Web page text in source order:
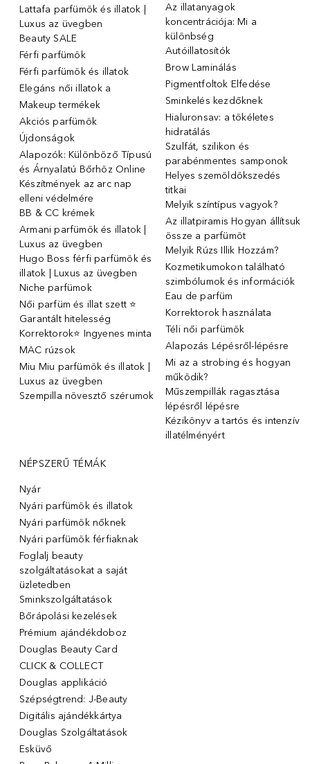
Lattafa parfümök és illatok |
Luxus az üvegben
Beauty SALE
Férfi parfümök
Férfi parfümök és illatok
Elegáns női illatok ️a
Makeup termékek
Akciós parfümök
Újdonságok
Alapozók: Különböző Típusú
és Árnyalatú Bőrhöz Online
Készítmények az arc nap
elleni védelmére
BB & CC krémek
Armani parfümök és illatok |
Luxus az üvegben
Hugo Boss férfi parfümök és
illatok | Luxus az üvegben
Niche parfümok
Női parfüm és illat szett ⭐
Garantált hitelesség
Korrektorok⭐ Ingyenes minta
MAC rúzsok
Miu Miu parfümök és illatok |
Luxus az üvegben
Szempilla növesztő szérumok
Az illatanyagok
koncentrációja: Mi a
különbség
Autóillatosítók
Brow Laminálás
Pigmentfoltok Elfedése
Sminkelés kezdőknek
Hialuronsav: a tökéletes
hidratálás
Szulfát, szilikon és
parabénmentes samponok
Helyes szemöldökszedés
titkai
Melyik színtípus vagyok?
Az illatpiramis Hogyan állítsuk
össze a parfümöt
Melyik Rúzs Illik Hozzám?
Kozmetikumokon található
szimbólumok és információk
Eau de parfüm
Korrektorok használata
Téli női parfümök
Alapozás Lépésről-lépésre
Mi az a strobing és hogyan
működik?
Műszempillák ragasztása
lépésről lépésre
Kézikönyv a tartós és intenzív
illatélményért
NÉPSZERŰ TÉMÁK
Nyár
Nyári parfümök és illatok
Nyári parfümök nőknek
Nyári parfümök férfiaknak
Foglalj beauty
szolgáltatásokat a saját
üzletedben
Sminkszolgáltatások
Bőrápolási kezelések
Prémium ajándékdoboz
Douglas Beauty Card
CLICK & COLLECT
Douglas applikáció
Szépségtrend: J-Beauty
Digitális ajándékkártya
Douglas Szolgáltatások
Esküvő